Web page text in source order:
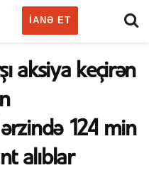
IANƏ ET
aksiya keçirən
124 min
alıblar